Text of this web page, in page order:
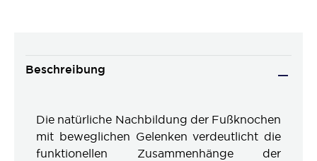
Beschreibung
Die natürliche Nachbildung der Fußknochen
mit beweglichen Gelenken verdeutlicht die
funktionellen Zusammenhänge der